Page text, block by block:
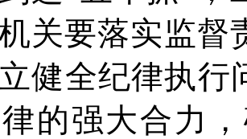
关要落实监督
健全纪律执行
的强大合力